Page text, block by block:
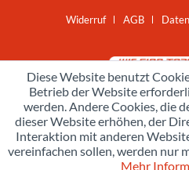
Widerruf AGB
Diese Website benutzt
Betrieb der Website
werden. Andere Cookies, die
dieser Website erhöhen, der
Interaktion mit anderen
vereinfachen sollen, werden nur
Mehr